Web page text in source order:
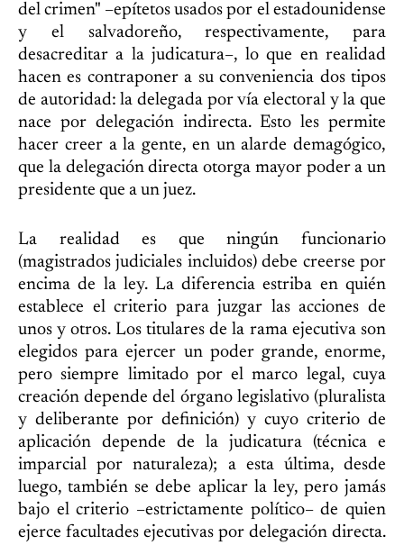
del crimen" –epítetos usados por el estadounidense
y el salvadoreño, respectivamente, para
desacreditar a la judicatura–, lo que en realidad
hacen es contraponer a su conveniencia dos tipos
de autoridad: la delegada por vía electoral y la que
nace por delegación indirecta. Esto les permite
hacer creer a la gente, en un alarde demagógico,
que la delegación directa otorga mayor poder a un
presidente que a un juez.
La realidad es que ningún funcionario
(magistrados judiciales incluidos) debe creerse por
encima de la ley. La diferencia estriba en quién
establece el criterio para juzgar las acciones de
unos y otros. Los titulares de la rama ejecutiva son
elegidos para ejercer un poder grande, enorme,
pero siempre limitado por el marco legal, cuya
creación depende del órgano legislativo (pluralista
y deliberante por definición) y cuyo criterio de
aplicación depende de la judicatura (técnica e
imparcial por naturaleza); a esta última, desde
luego, también se debe aplicar la ley, pero jamás
bajo el criterio –estrictamente político– de quien
ejerce facultades ejecutivas por delegación directa.